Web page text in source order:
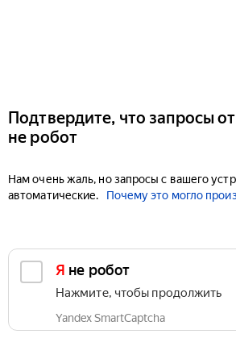
Подтвердите, что запросы
не робот
Нам очень жаль, но запросы с вашего
автоматические.
Почему это могло
Я не робот
Нажмите, чтобы продолжить
Yandex SmartCaptcha